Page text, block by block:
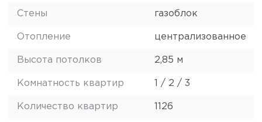
Стены газоблок
Отопление централизованное
Высота потолков 2,85 м
Комнатность квартир 1 / 2 / 3
Количество квартир 1126